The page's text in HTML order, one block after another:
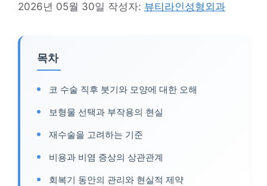
2026년 05월 30일 작성자: 뷰티라인성형외과
목차
코 수술 직후 붓기와 모양에 대한 오해
보형물 선택과 부작용의 현실
재수술을 고려하는 기준
비용과 비염 증상의 상관관계
회복기 동안의 관리와 현실적 제약